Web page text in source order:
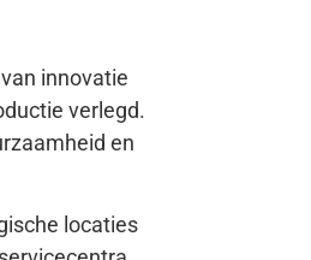
innovatie
verlegd.
en
locaties